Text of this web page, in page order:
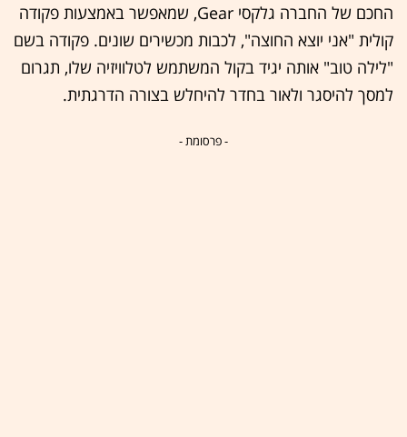
החכם של החברה גלקסי Gear, שמאפשר באמצעות פקודה
קולית "אני יוצא החוצה", לכבות מכשירים שונים. פקודה בשם
"לילה טוב" אותה יגיד בקול המשתמש לטלוויזיה שלו, תגרום
למסך להיסגר ולאור בחדר להיחלש בצורה הדרגתית.
- פרסומת -